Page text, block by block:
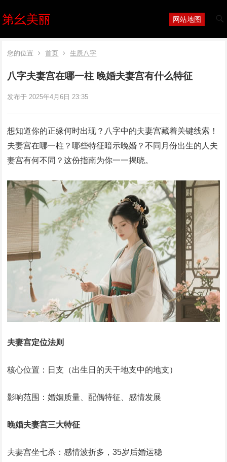
第幺美丽 网站地图
您的位置 首页 生辰八字
八字夫妻宫在哪一柱 晚婚夫妻宫有什么特征
发布于 2025年4月6日 23:35
想知道你的正缘何时出现？八字中的夫妻宫藏着关键线索！
夫妻宫在哪一柱？哪些特征暗示晚婚？不同月份出生的人夫
妻宫有何不同？这份指南为你一一揭晓。
夫妻宫定位法则
核心位置：日支（出生日的天干地支中的地支）
影响范围：婚姻质量、配偶特征、感情发展
晚婚夫妻宫三大特征
夫妻宫坐七杀：感情波折多，35岁后婚运稳